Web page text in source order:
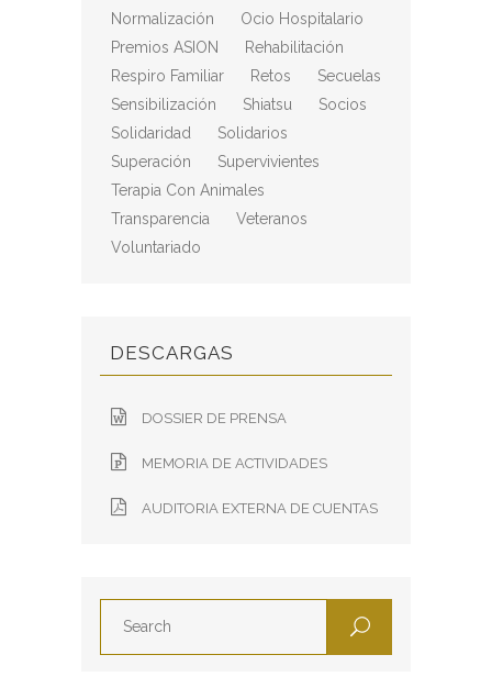
Normalización
Ocio Hospitalario
Premios ASION
Rehabilitación
Respiro Familiar
Retos
Secuelas
Sensibilización
Shiatsu
Socios
Solidaridad
Solidarios
Superación
Supervivientes
Terapia Con Animales
Transparencia
Veteranos
Voluntariado
DESCARGAS
DOSSIER DE PRENSA
MEMORIA DE ACTIVIDADES
AUDITORIA EXTERNA DE CUENTAS